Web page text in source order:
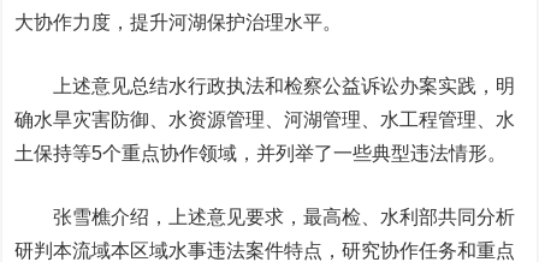
大协作力度，提升河湖保护治理水平。
上述意见总结水行政执法和检察公益诉讼办案实践，明
确水旱灾害防御、水资源管理、河湖管理、水工程管理、水
土保持等5个重点协作领域，并列举了一些典型违法情形。
张雪樵介绍，上述意见要求，最高检、水利部共同分析
研判本流域本区域水事违法案件特点，研究协作任务和重点